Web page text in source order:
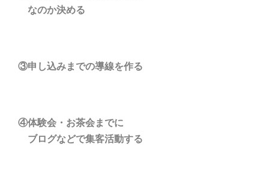
なのか決める
③申し込みまでの導線を作る
④体験会・お茶会までに
ブログなどで集客活動する